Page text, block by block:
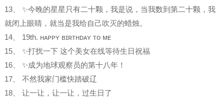
13、 ✨今晚的星星只有二十颗，我是说，当我数到第二十颗，我
就闭上眼睛，就当是我给自己吹灭的蜡烛。
14、 19th. ʜᴀᴘᴘʏ ʙɪʀᴛʜᴅᴀʏ ᴛᴏ ᴍᴇ
15、 ✨打扰一下 这个美女在线等待生日祝福
16、 ✨成为地球观察员的第十八年！
17、 不然我家门槛快踏破辽
18、 让一让，让一让，过生日了